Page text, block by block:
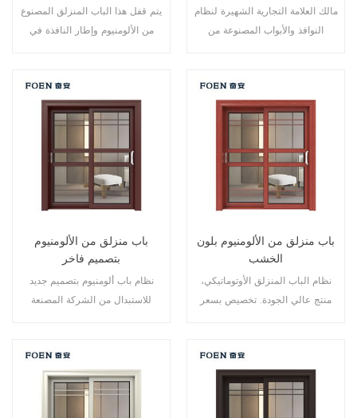
يتم قفل هذا الباب المنزلق المصنوع
من الألومنيوم وإطار النافذة في
الأبواب لتلبية الاحتياجات المعمارية
المختلفة
مالك العلامة التجارية الشهيرة لنظام
النوافذ والأبواب المصنوعة من
باب منزلق من الألومنيوم
بتصميم فاخر
نظام باب ألومنيوم بتصميم جديد
للاستبدال من الشركة المصنعة
باب منزلق من الألومنيوم بلون
الخشب
نظام الباب المنزلق الأوتوماتيكي،
منتج عالي الجودة. تخصيص بسعر